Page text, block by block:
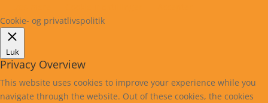
Cookie- og privatlivspolitik
Luk
Privacy Overview
This website uses cookies to improve your experience while you
navigate through the website. Out of these cookies, the cookies